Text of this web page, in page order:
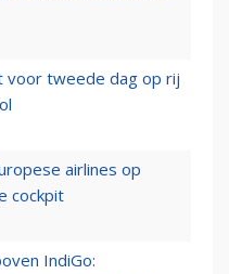
voor tweede dag op rij
airlines op
cockpit
IndiGo: